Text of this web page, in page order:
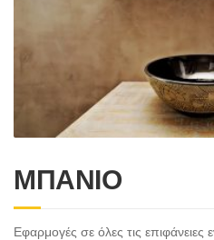
ΜΠΑΝΙΟ
Εφαρμογές σε όλες τις